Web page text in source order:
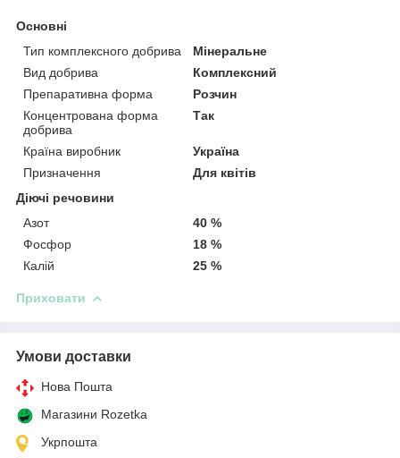
Основні
Тип комплексного добрива
Мінеральне
Вид добрива
Комплексний
Препаративна форма
Розчин
Концентрована форма
добрива
Так
Країна виробник
Україна
Призначення
Для квітів
Діючі речовини
Азот
40 %
Фосфор
18 %
Калій
25 %
Приховати
Умови доставки
Нова Пошта
Магазини Rozetka
Укрпошта